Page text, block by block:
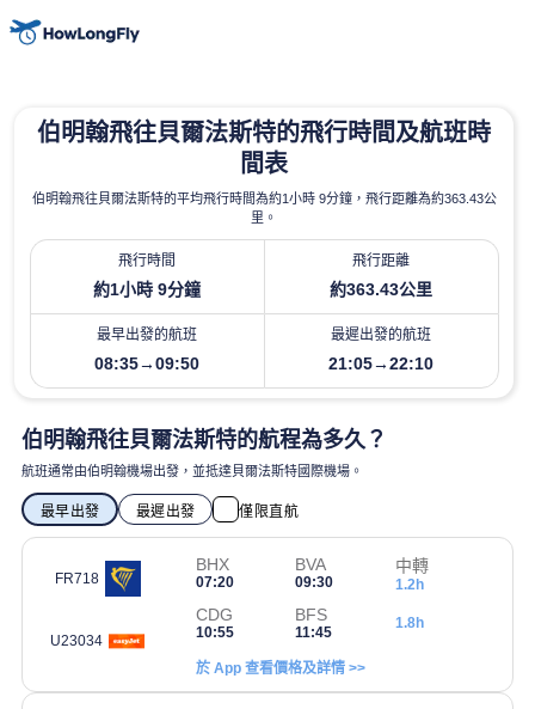
伯明翰飛往貝爾法斯特的飛行時間及航班時
間表
伯明翰飛往貝爾法斯特的平均飛行時間為約1小時 9分鐘，飛行距離為約363.43公
里。
飛行時間
約1小時 9分鐘
飛行距離
約363.43公里
最早出發的航班
08:35→09:50
最遲出發的航班
21:05→22:10
伯明翰飛往貝爾法斯特的航程為多久？
航班通常由伯明翰機場出發，並抵達貝爾法斯特國際機場。
最早出發 最遲出發 僅限直航
FR718
BHX
07:20
BVA
09:30
中轉
1.2h
U23034
CDG
10:55
BFS
11:45
1.8h
於 App 查看價格及詳情 >>